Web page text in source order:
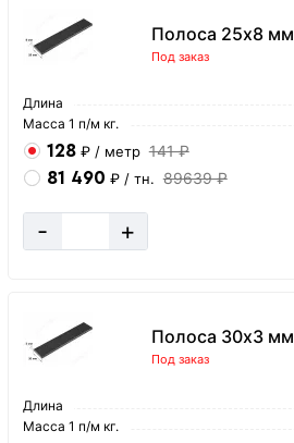
Полоса 25х8 мм
Под заказ
Длина
Масса 1 п/м кг.
128 ₽ / метр 141 ₽
81 490 ₽ / тн. 89639 ₽
- +
Полоса 30х3 мм
Под заказ
Длина
Масса 1 п/м кг.